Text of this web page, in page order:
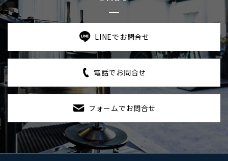
LINEでお問合せ
電話でお問合せ
フォームでお問合せ